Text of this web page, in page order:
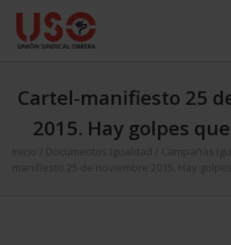
Cartel-manifiesto 25
2015. Hay golpes
Inicio Documentos Igualdad Campañas
manifiesto 25 de noviembre 2015. Hay